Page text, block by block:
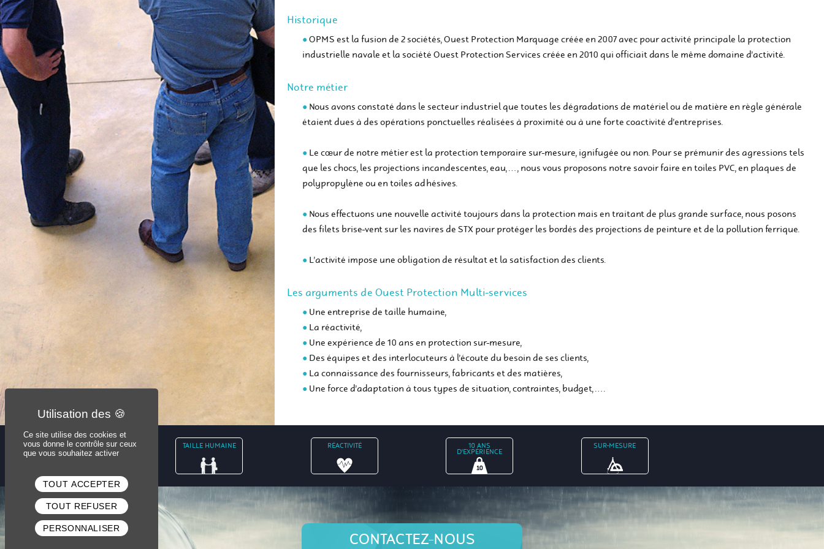
Historique
OPMS est la fusion de 2 sociétés, Ouest Protection Marquage créée en 2007 avec pour activité principale la protection
industrielle navale et la société Ouest Protection Services créée en 2010 qui officiait dans le même domaine d’activité.
Notre métier
Nous avons constaté dans le secteur industriel que toutes les dégradations de matériel ou de matière en règle générale
étaient dues à des opérations ponctuelles réalisées à proximité ou à une forte coactivité d’entreprises.
Le cœur de notre métier est la protection temporaire sur-mesure, ignifugée ou non. Pour se prémunir des agressions tels
que les chocs, les projections incandescentes, eau, …, nous vous proposons notre savoir faire en toiles PVC, en plaques de
polypropylène ou en toiles adhésives.
Nous effectuons une nouvelle activité toujours dans la protection mais en traitant de plus grande surface, nous posons
des filets brise-vent sur les navires de STX pour protéger les bordés des projections de peinture et de la pollution ferrique.
L’activité impose une obligation de résultat et la satisfaction des clients.
Les arguments de Ouest Protection Multi-services
Une entreprise de taille humaine,
La réactivité,
Une expérience de 10 ans en protection sur-mesure,
Des équipes et des interlocuteurs à l’écoute du besoin de ses clients,
La connaissance des fournisseurs, fabricants et des matières,
Une force d’adaptation à tous types de situation, contraintes, budget, ….
TAILLE HUMAINE RÉACTIVITÉ 10 ANS
D'EXPÉRIENCE
SUR-MESURE
CONTACTEZ-NOUS
Ce site utilise des cookies et
vous donne le contrôle sur ceux
que vous souhaitez activer
TOUT ACCEPTER
TOUT REFUSER
PERSONNALISER